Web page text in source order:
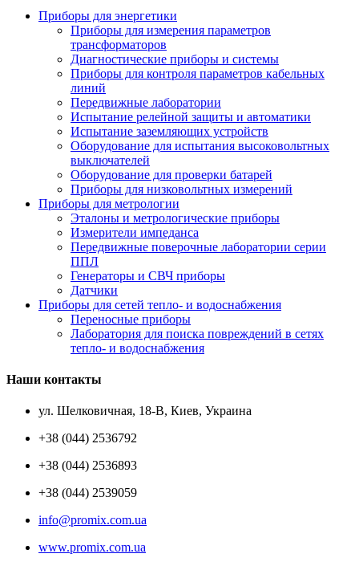
Приборы для энергетики
Приборы для измерения параметров
трансформаторов
Диагностические приборы и системы
Приборы для контроля параметров кабельных
линий
Передвижные лаборатории
Испытание релейной защиты и автоматики
Испытание заземляющих устройств
Оборудование для испытания высоковольтных
выключателей
Оборудование для проверки батарей
Приборы для низковольтных измерений
Приборы для метрологии
Эталоны и метрологические приборы
Измерители импеданса
Передвижные поверочные лаборатории серии
ППЛ
Генераторы и СВЧ приборы
Датчики
Приборы для сетей тепло- и водоснабжения
Переносные приборы
Лаборатория для поиска повреждений в сетях
тепло- и водоснабжения
Наши контакты
ул. Шелковичная, 18-В, Киев, Украина
+38 (044) 2536792
+38 (044) 2536893
+38 (044) 2539059
info@promix.com.ua
www.promix.com.ua